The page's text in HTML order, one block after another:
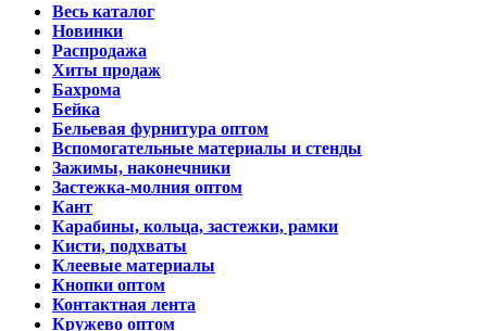
Весь каталог
Новинки
Распродажа
Хиты продаж
Бахрома
Бейка
Бельевая фурнитура оптом
Вспомогательные материалы и стенды
Зажимы, наконечники
Застежка-молния оптом
Кант
Карабины, кольца, застежки, рамки
Кисти, подхваты
Клеевые материалы
Кнопки оптом
Контактная лента
Кружево оптом